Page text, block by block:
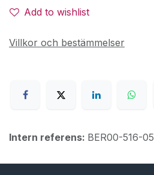
Add to wishlist
Villkor och bestämmelser
Intern referens: BER00-516-05